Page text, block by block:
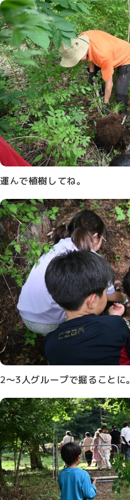
運んで植樹してね。
2～3人グループで掘ることに。